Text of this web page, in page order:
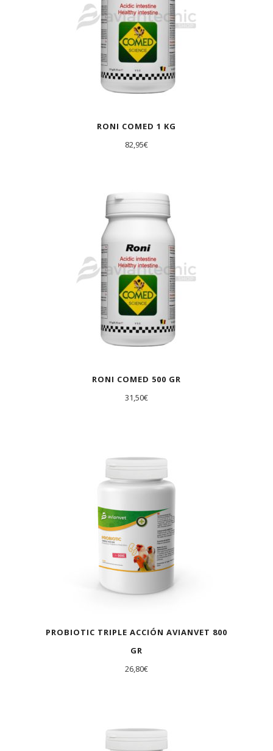
RONI COMED 1 KG
82,95€
RONI COMED 500 GR
31,50€
PROBIOTIC TRIPLE ACCIÓN AVIANVET 800
GR
26,80€